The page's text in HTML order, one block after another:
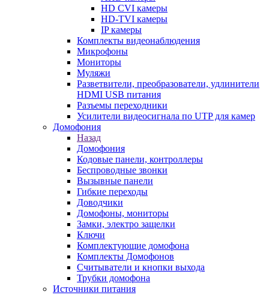
HD CVI камеры
HD-TVI камеры
IP камеры
Комплекты видеонаблюдения
Микрофоны
Мониторы
Муляжи
Разветвители, преобразователи, удлинители
HDMI USB питания
Разъемы переходники
Усилители видеосигнала по UTP для камер
Домофония
Назад
Домофония
Кодовые панели, контроллеры
Беспроводные звонки
Вызывные панели
Гибкие переходы
Доводчики
Домофоны, мониторы
Замки, электро защелки
Ключи
Комплектующие домофона
Комплекты Домофонов
Считыватели и кнопки выхода
Трубки домофона
Источники питания